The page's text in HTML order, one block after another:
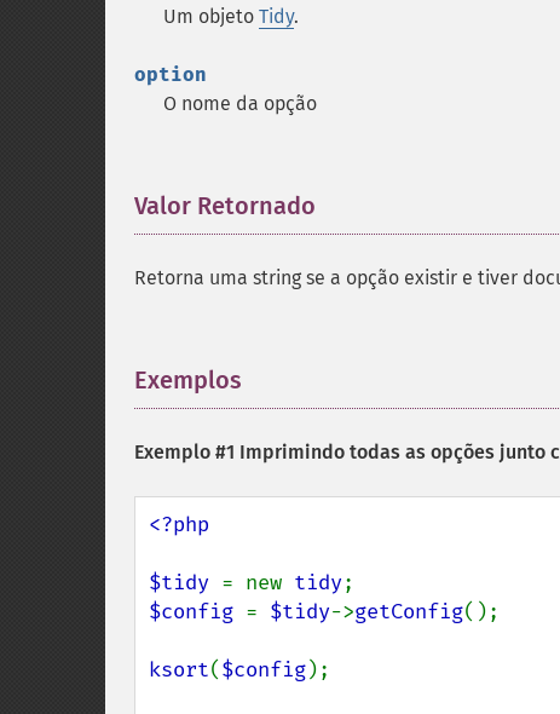
Um objeto Tidy.
option
O nome da opção
Valor Retornado
Retorna uma string se a opção existir e tiver
Exemplos
Exemplo #1 Imprimindo todas as opções junto
<?php
$tidy = new tidy
$config = $tidy->getConfig();
ksort($config);